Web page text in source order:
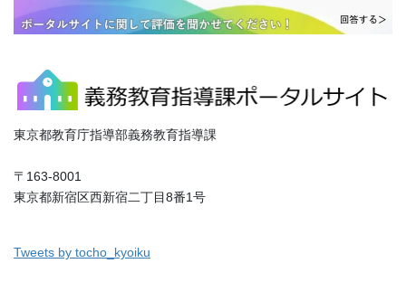
東京都教育庁指導部義務教育指導課
〒163-8001
東京都新宿区西新宿二丁目8番1号
Tweets by tocho_kyoiku